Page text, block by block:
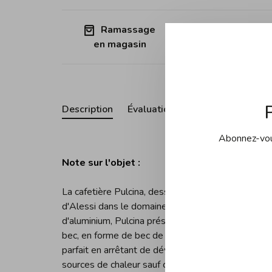
Ramassage
en magasin
Description Évaluations
Note sur l'objet :
La cafetière Pulcina, dessinée par Michele de
d'Alessi dans le domaine de la conception à la
d'aluminium, Pulcina présente une petite
bec, en forme de bec de canard (d'où le nom
parfait en arrêtant de déverser au bon moment
sources de chaleur sauf celles à induction.
Abonnez-